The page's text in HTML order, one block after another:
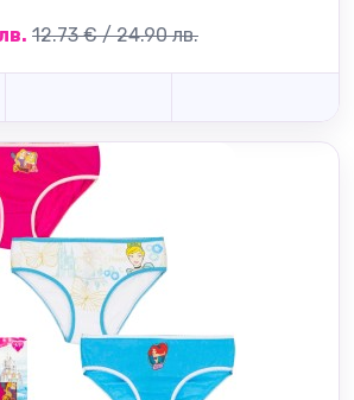
12.73 € / 24.90 лв.